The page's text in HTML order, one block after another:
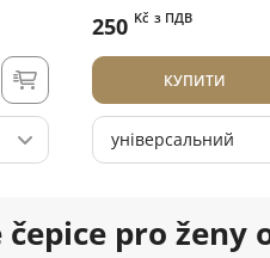
250 Kč з ПДВ
КУПИТИ
універсальний
pro ženy